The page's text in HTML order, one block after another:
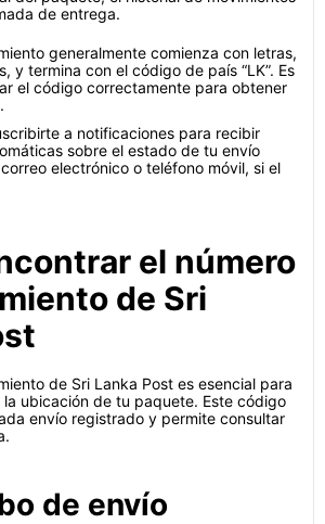
de entrega.
generalmente comienza con letras,
y termina con el código de país “LK”. Es
el código correctamente para obtener
a notificaciones para recibir
sobre el estado de tu envío
electrónico o teléfono móvil, si el
el número
de Sri
de Sri Lanka Post es esencial para
ubicación de tu paquete. Este código
envío registrado y permite consultar
de envío